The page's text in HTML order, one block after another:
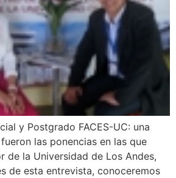
y Postgrado FACES-UC: una
las ponencias en las que
de la Universidad de Los Andes,
de esta entrevista, conoceremos